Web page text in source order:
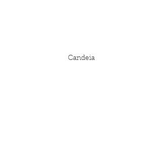
Candeia